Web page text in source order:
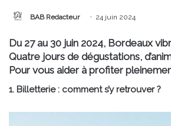
BAB Redacteur 24 juin 2024
Du 27 au 30 juin 2024, Bordeaux
Quatre jours de dégustations,
Pour vous aider à profiter
1. Billetterie : comment s’y retrouver ?